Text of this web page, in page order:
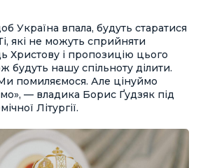
Україна впала, будуть старатися
які не можуть сприйняти
Христову і пропозицію цього
будуть нашу спільноту ділити.
помиляємося. Але цінуймо
— владика Борис Ґудзяк під
Літургії.